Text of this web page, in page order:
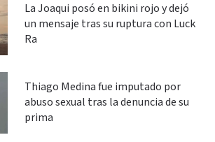
La Joaqui posó en bikini rojo y dejó
un mensaje tras su ruptura con Luck
Ra
Thiago Medina fue imputado por
abuso sexual tras la denuncia de su
prima